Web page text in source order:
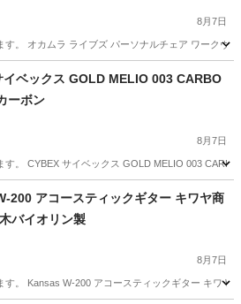
8月7日
す。 オカムラ ライブズ パーソナルチェア ワークヴ
その他
イベックス GOLD MELIO 003 CARBO
ーボン
8月7日
す。 CYBEX サイベックス GOLD MELIO 003
200 アコースティックギター キワヤ商
バイオリン製
8月7日
す。 Kansas W-200 アコースティックギター キワ